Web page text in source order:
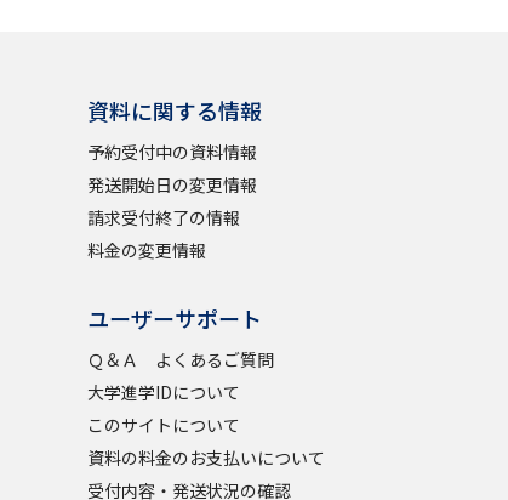
バルに強い大学特集
デジタルパンフレット
3生用）
資料に関する情報
予約受付中の資料情報
発送開始日の変更情報
請求受付終了の情報
料金の変更情報
ユーザーサポート
Ｑ＆Ａ よくあるご質問
大学進学IDについて
このサイトについて
資料の料金のお支払いについて
受付内容・発送状況の確認